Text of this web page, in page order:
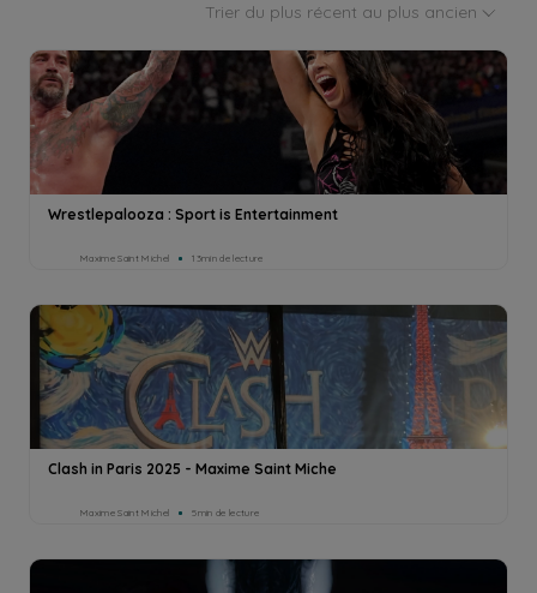
Trier du plus récent au plus ancien
Wrestlepalooza : Sport is Entertainment
Maxime Saint Michel 13min de lecture
Clash in Paris 2025 - Maxime Saint Miche
Maxime Saint Michel 5min de lecture